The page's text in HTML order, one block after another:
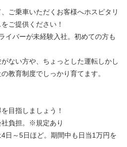
ご乗車いただくお客様へホスピタリ
ご提供ください！
イバーが未経験入社。初めての方も
ない方や、ちょっとした運転しかし
教育制度でしっかり育てます。
目指しましょう！
負担。※規定あり
日～5日ほど。期間中も日当1万円を